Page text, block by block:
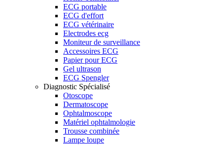
ECG portable
ECG d'effort
ECG vétérinaire
Electrodes ecg
Moniteur de surveillance
Accessoires ECG
Papier pour ECG
Gel ultrason
ECG Spengler
Diagnostic Spécialisé
Otoscope
Dermatoscope
Ophtalmoscope
Matériel ophtalmologie
Trousse combinée
Lampe loupe